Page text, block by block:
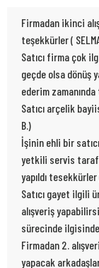
Firmadan ikinci
teşekkürler (
Satıcı firma çok
geçde olsa dönüş
ederim zamanında
Satıcı arçelik
B.)
İşinin ehli bir
yetkili servis
yapıldı tesekkürler
Satıcı gayet ilgili
alışveriş
sürecinde
Firmadan 2.
yapacak